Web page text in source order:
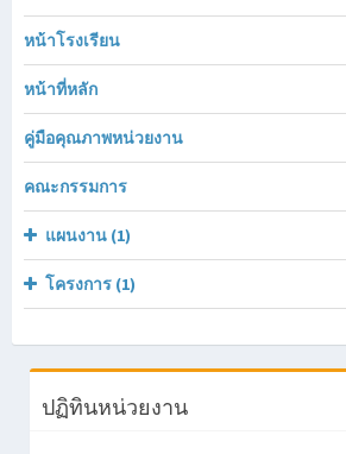
หน้าโรงเรียน
หน้าที่หลัก
คู่มือคุณภาพหน่วยงาน
คณะกรรมการ
แผนงาน (1)
โครงการ (1)
ปฏิทินหน่วยงาน